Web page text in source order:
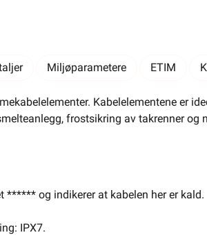
Din butikk
Kontakt
oss
Smarthus Ventilasjon
Verktøy Kabel & Ledning
Miljøparametere ETIM
Kabelelementene er
frostsikring av takrenner
****** og indikerer at kabelen her er kald.
IPX7.